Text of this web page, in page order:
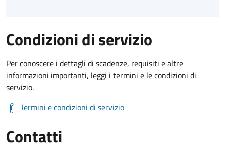
Condizioni di servizio
Per conoscere i dettagli di scadenze, requisiti e altre
informazioni importanti, leggi i termini e le condizioni di
servizio.
Termini e condizioni di servizio
Contatti